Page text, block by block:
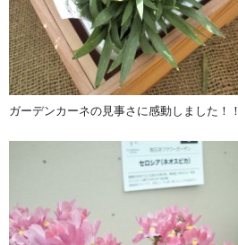
ガーデンカーネの見事さに感動しました！！